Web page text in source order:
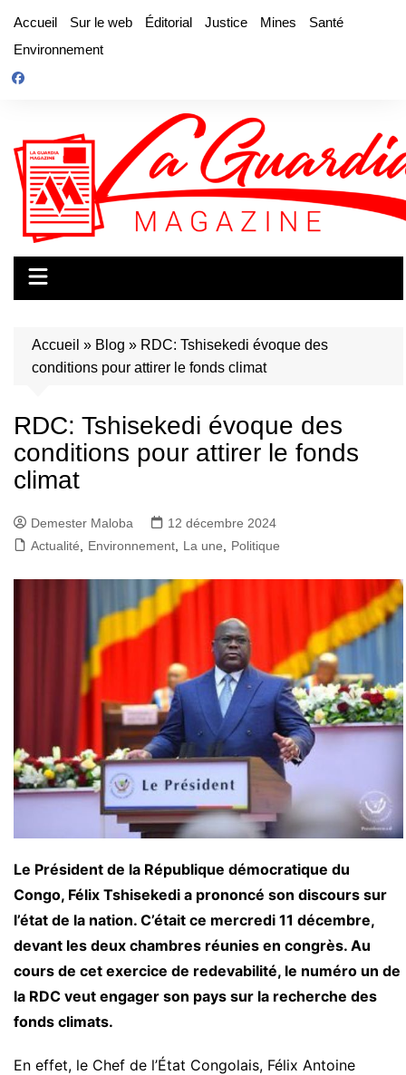
contenu
Accueil Sur le web Éditorial Justice Mines
Santé
Environnement
Accueil » Blog » RDC: Tshisekedi évoque des
conditions pour attirer le fonds climat
RDC: Tshisekedi évoque des
conditions pour attirer le fonds
climat
Demester Maloba
12 décembre 2024
Actualité
Environnement La une Politique
Le Président de la République démocratique du
Congo, Félix Tshisekedi a prononcé son discours sur
l’état de la nation. C’était ce mercredi 11 décembre,
devant les deux chambres réunies en congrès. Au
cours de cet exercice de redevabilité, le numéro un de
la RDC veut engager son pays sur la recherche des
fonds climats.
En effet, le Chef de l’État Congolais, Félix Antoine